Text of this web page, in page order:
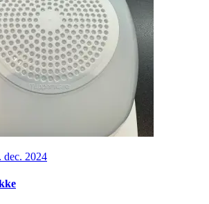
dec. 2024